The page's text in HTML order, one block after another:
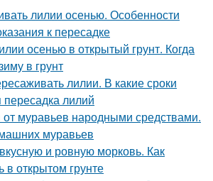
лилии осенью. Особенности
к пересадке
осенью в открытый грунт. Когда
в грунт
лилии. В какие сроки
лилий
от муравьев народными средствами.
муравьев
и ровную морковь. Как
в открытом грунте